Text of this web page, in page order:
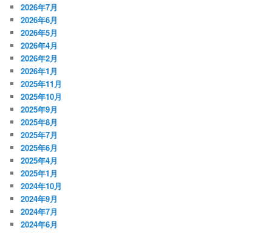
2026年7月
2026年6月
2026年5月
2026年4月
2026年2月
2026年1月
2025年11月
2025年10月
2025年9月
2025年8月
2025年7月
2025年6月
2025年4月
2025年1月
2024年10月
2024年9月
2024年7月
2024年6月